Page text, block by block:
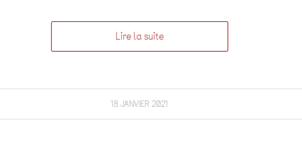
Lire la suite
18 JANVIER 2021